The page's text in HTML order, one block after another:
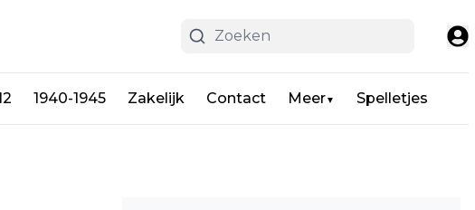
1940-1945 Zakelijk Contact Meer▼ Spelletjes